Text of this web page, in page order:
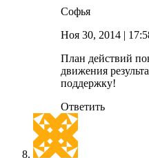
Софья
Ноя 30, 2014 |
План действий
движения
поддержку!
Ответить